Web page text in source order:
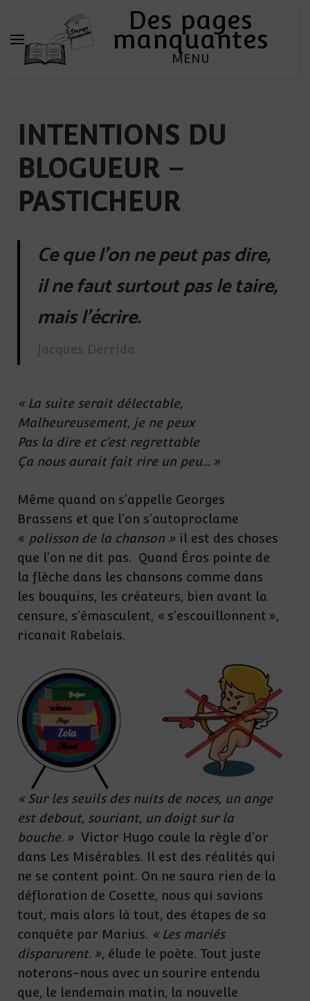
Des pages
manquantes
MENU
INTENTIONS DU
BLOGUEUR–
PASTICHEUR
Ce que l’on ne peut pas dire,
il ne faut surtout pas le taire,
mais l’écrire.
« La suite serait délectable,
Malheureusement, je ne peux
Pas la dire et c’est regrettable
Ça nous aurait fait rire un peu… »
Même quand on s’appelle Georges
Brassens et que l’on s’autoproclame
« polisson de la chanson »il est des choses
que l’on ne dit pas. Quand Éros pointe de
la flèche dans les chansons comme dans
les bouquins, les créateurs, bien avant la
censure, s’émasculent, « s’escouillonnent »,
ricanait Rabelais.
« Sur les seuils des nuits de noces, un ange
est debout, souriant, un doigt sur la
bouche. »Victor Hugo coule la règle d’or
dans Les Misérables. Il est des réalités qui
ne se content point. On ne saura rien de la
défloration de Cosette, nous qui savions
tout, mais alors là tout, des étapes de sa
conquête par Marius. « Les mariés
disparurent. », élude le poète. Tout juste
noterons-nous avec un sourire entendu
que, le lendemain matin, la nouvelle